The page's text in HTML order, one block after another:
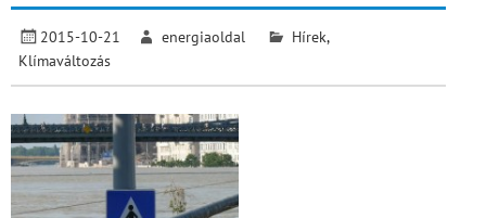
2015-10-21 energiaoldal Hírek,
Klímaváltozás